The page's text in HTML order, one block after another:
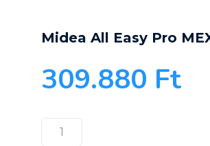
Midea All Easy Pro
309.880 Ft
Midea